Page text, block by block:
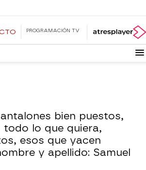
PROGRAMACIÓN TV
bien puestos,
lo que quiera,
esos que yacen
y apellido: Samuel